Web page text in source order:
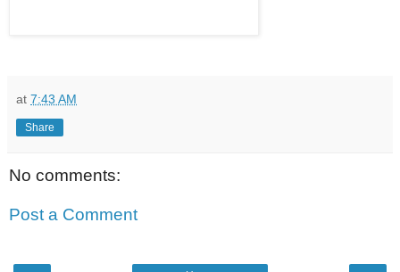
at 7:43 AM
Share
No comments:
Post a Comment